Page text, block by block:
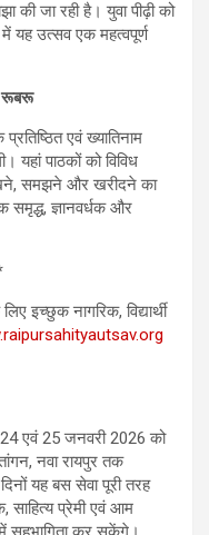
की जा रही है। युवा पीढ़ी को
यह उत्सव एक महत्वपूर्ण
रूबरू
एवं ख्यातिनाम
यहां पाठकों को विविध
समझने और खरीदने का
ज्ञानवर्धक और
इच्छुक नागरिक, विद्यार्थी
एवं 25 जनवरी 2026 को
नवा रायपुर तक
यह बस सेवा पूरी तरह
साहित्य प्रेमी एवं आम